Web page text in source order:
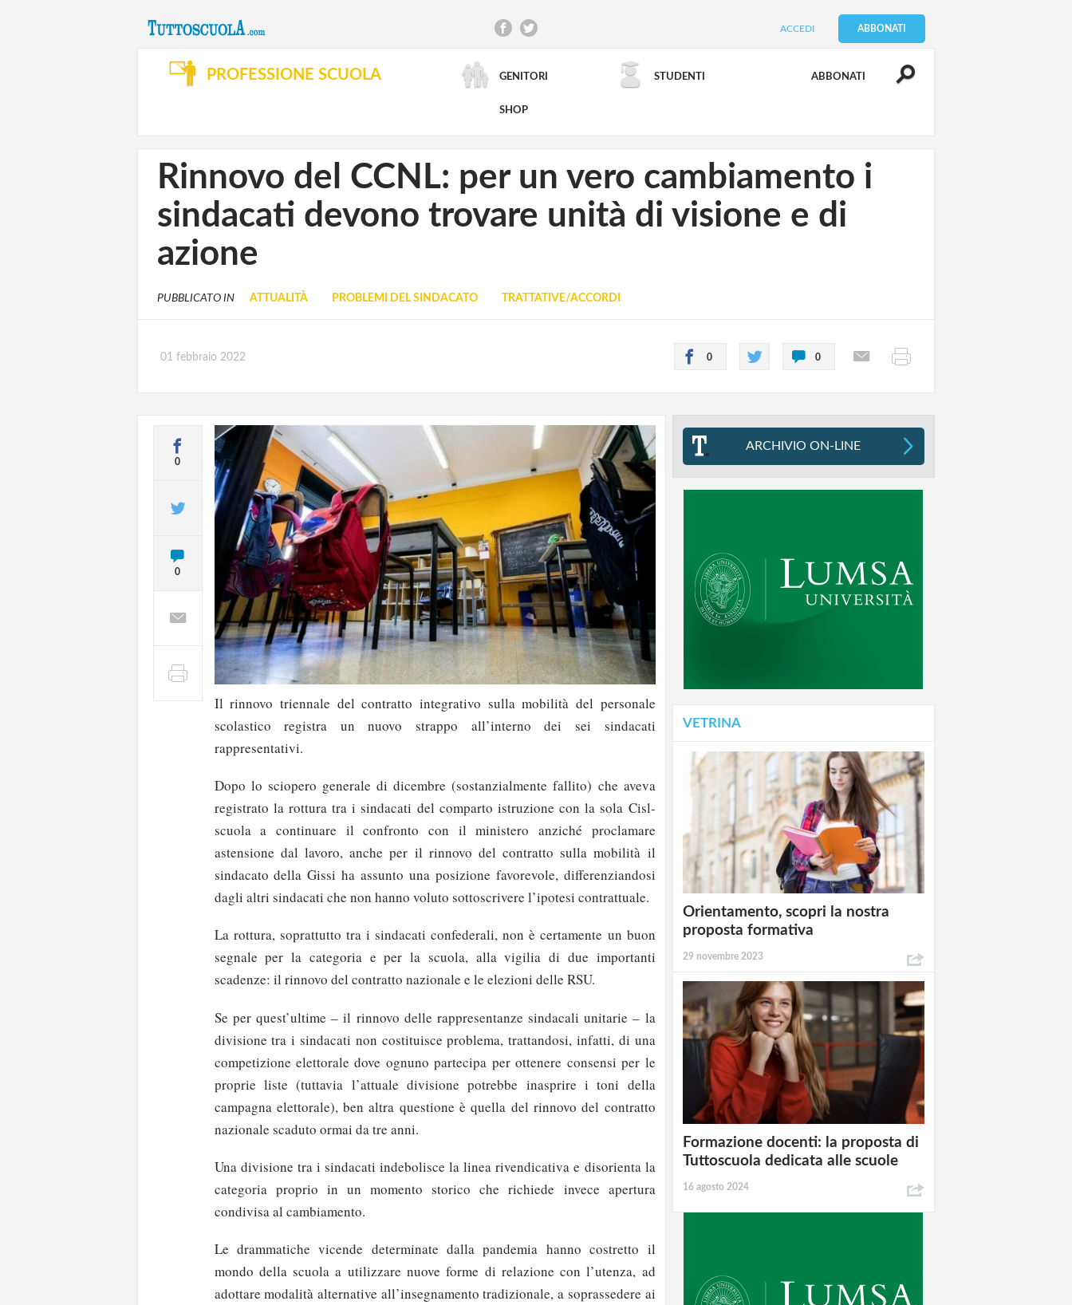
ACCEDI ABBONATI
PROFESSIONE SCUOLA GENITORI STUDENTI ABBONATI
SHOP
RICERCA AVANZATA
Rinnovo del CCNL: per un vero cambiamento i
sindacati devono trovare unità di visione e di
azione
PUBBLICATO IN ATTUALITÀ PROBLEMI DEL SINDACATO TRATTATIVE/ACCORDI
01 febbraio 2022 0 0
0
0
Il rinnovo triennale del contratto integrativo sulla mobilità del personale
scolastico registra un nuovo strappo all’interno dei sei sindacati
rappresentativi.
Dopo lo sciopero generale di dicembre (sostanzialmente fallito) che aveva
registrato la rottura tra i sindacati del comparto istruzione con la sola Cisl-
scuola a continuare il confronto con il ministero anziché proclamare
astensione dal lavoro, anche per il rinnovo del contratto sulla mobilità il
sindacato della Gissi ha assunto una posizione favorevole, differenziandosi
dagli altri sindacati che non hanno voluto sottoscrivere l’ipotesi contrattuale.
La rottura, soprattutto tra i sindacati confederali, non è certamente un buon
segnale per la categoria e per la scuola, alla vigilia di due importanti
scadenze: il rinnovo del contratto nazionale e le elezioni delle RSU.
Se per quest’ultime – il rinnovo delle rappresentanze sindacali unitarie – la
divisione tra i sindacati non costituisce problema, trattandosi, infatti, di una
competizione elettorale dove ognuno partecipa per ottenere consensi per le
proprie liste (tuttavia l’attuale divisione potrebbe inasprire i toni della
campagna elettorale), ben altra questione è quella del rinnovo del contratto
nazionale scaduto ormai da tre anni.
Una divisione tra i sindacati indebolisce la linea rivendicativa e disorienta la
categoria proprio in un momento storico che richiede invece apertura
condivisa al cambiamento.
Le drammatiche vicende determinate dalla pandemia hanno costretto il
mondo della scuola a utilizzare nuove forme di relazione con l’utenza, ad
adottare modalità alternative all’insegnamento tradizionale, a soprassedere ai
ARCHIVIO ON-LINE
VETRINA
Orientamento, scopri la nostra
proposta formativa
29 novembre 2023
Formazione docenti: la proposta di
Tuttoscuola dedicata alle scuole
16 agosto 2024